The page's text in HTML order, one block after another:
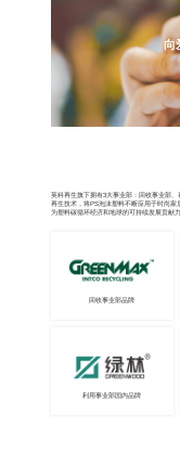
向
英科再生旗下拥有3大事业部：回收事业部
再生技术，将PS泡沫塑料不断应用于时尚家
为塑料碳循环经济和地球的可持续发展贡献力
回收事业部品牌
利用事业部国内品牌